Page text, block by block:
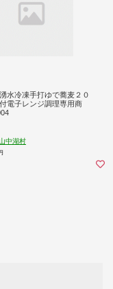
水冷凍手打ゆで蕎麦２０
電子レンジ調理専用商
中湖村